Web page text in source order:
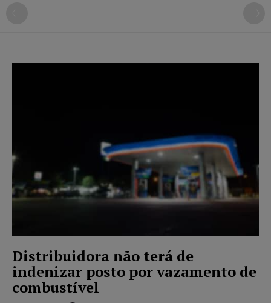
Distribuidora não terá de
indenizar posto por vazamento de
combustível